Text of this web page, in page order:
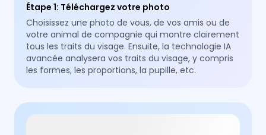
Étape 1: Téléchargez votre photo
Choisissez une photo de vous, de vos amis ou de
votre animal de compagnie qui montre clairement
tous les traits du visage. Ensuite, la technologie IA
avancée analysera vos traits du visage, y compris
les formes, les proportions, la pupille, etc.